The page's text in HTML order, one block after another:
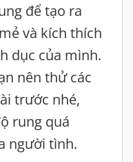
để tạo ra
và kích thích
dục của mình.
nên thử các
trước nhé,
rung quá
người tình.